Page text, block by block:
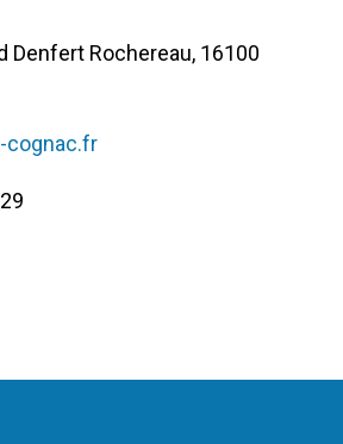
Denfert Rochereau, 16100
cognac.fr